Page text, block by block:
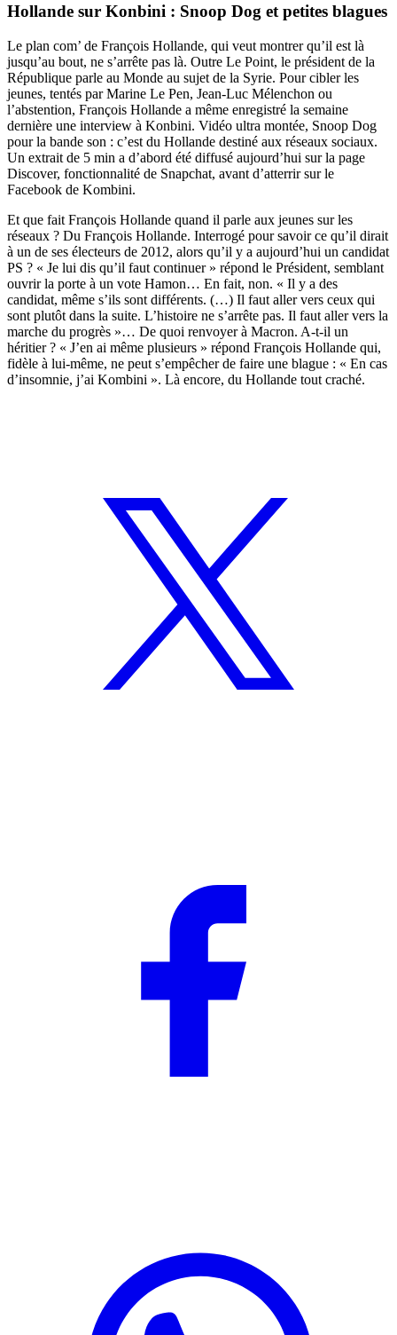
Hollande sur Konbini : Snoop Dog et petites blagues
Le plan com’ de François Hollande, qui veut montrer qu’il est là
jusqu’au bout, ne s’arrête pas là. Outre Le Point, le président de la
République parle au Monde au sujet de la Syrie. Pour cibler les
jeunes, tentés par Marine Le Pen, Jean-Luc Mélenchon ou
l’abstention, François Hollande a même enregistré la semaine
dernière une interview à Konbini. Vidéo ultra montée, Snoop Dog
pour la bande son : c’est du Hollande destiné aux réseaux sociaux.
Un extrait de 5 min a d’abord été diffusé aujourd’hui sur la page
Discover, fonctionnalité de Snapchat, avant d’atterrir sur le
Facebook de Kombini.
Et que fait François Hollande quand il parle aux jeunes sur les
réseaux ? Du François Hollande. Interrogé pour savoir ce qu’il dirait
à un de ses électeurs de 2012, alors qu’il y a aujourd’hui un candidat
PS ? « Je lui dis qu’il faut continuer » répond le Président, semblant
ouvrir la porte à un vote Hamon… En fait, non. « Il y a des
candidat, même s’ils sont différents. (…) Il faut aller vers ceux qui
sont plutôt dans la suite. L’histoire ne s’arrête pas. Il faut aller vers la
marche du progrès »… De quoi renvoyer à Macron. A-t-il un
héritier ? « J’en ai même plusieurs » répond François Hollande qui,
fidèle à lui-même, ne peut s’empêcher de faire une blague : « En cas
d’insomnie, j’ai Kombini ». Là encore, du Hollande tout craché.